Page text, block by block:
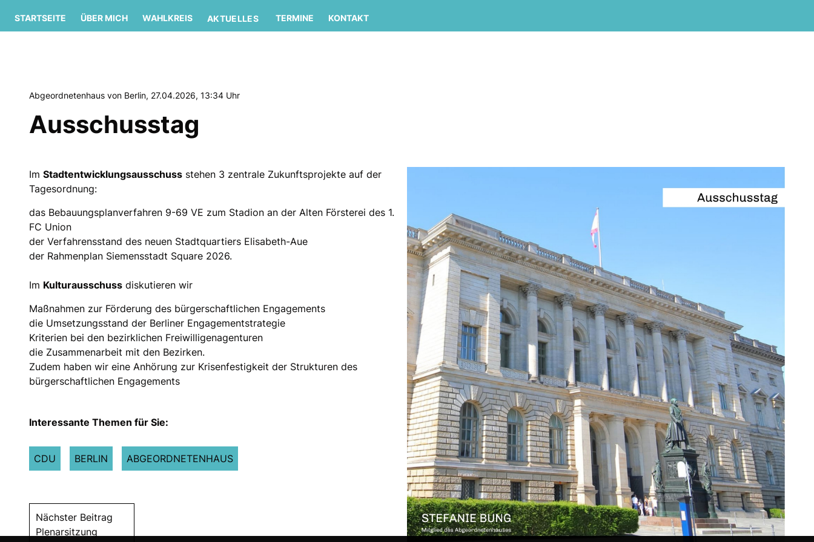
STARTSEITE ÜBER MICH WAHLKREIS AKTUELLES TERMINE KONTAKT
Abgeordnetenhaus von Berlin, 27.04.2026, 13:34 Uhr
Ausschusstag
Im Stadtentwicklungsausschuss stehen 3 zentrale Zukunftsprojekte auf der
Tagesordnung:
das Bebauungsplanverfahren 9-69 VE zum Stadion an der Alten Försterei des 1.
FC Union
der Verfahrensstand des neuen Stadtquartiers Elisabeth-Aue
der Rahmenplan Siemensstadt Square 2026.
Im Kulturausschuss diskutieren wir
Maßnahmen zur Förderung des bürgerschaftlichen Engagements
die Umsetzungsstand der Berliner Engagementstrategie
Kriterien bei den bezirklichen Freiwilligenagenturen
die Zusammenarbeit mit den Bezirken.
Zudem haben wir eine Anhörung zur Krisenfestigkeit der Strukturen des
bürgerschaftlichen Engagements
Interessante Themen für Sie:
CDU BERLIN ABGEORDNETENHAUS
Nächster Beitrag
Plenarsitzung